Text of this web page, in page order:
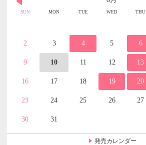
SUN MON TUE WED THU
2 3 4 5 6
9 10 11 12 13
16 17 18 19 20
23 24 25 26 27
30 31
発売カレンダー